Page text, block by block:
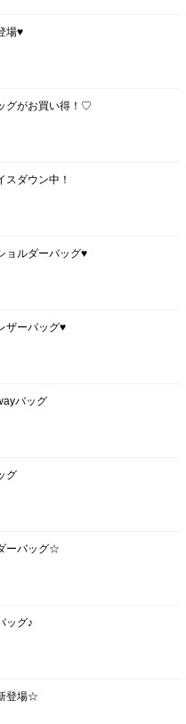
場♥
グがお買い得！♡
スダウン中！
ョルダーバッグ♥
ザーバッグ♥
バッグ
グ
ーバッグ☆
ッグ♪
登場☆